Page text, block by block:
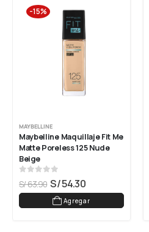
-15%
MAYBELLINE
Maybelline Maquillaje Fit Me
Matte Poreless 125 Nude
Beige
out of 5
S/63.90 S/54.30
Agregar